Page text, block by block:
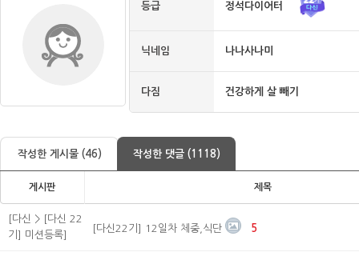
등급 정석다이어터
닉네임 나나사나미
다짐 건강하게 살 빼기
작성한 게시물 (46) 작성한 댓글 (1118)
게시판 제목
[다신 > [다신 22
기] 미션등록]
[다신22기] 12일차 체중,식단 5